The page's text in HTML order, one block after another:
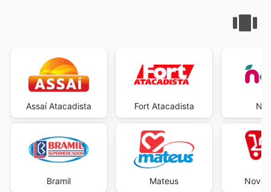
Assaí Atacadista
Bramil
Fort Atacadista
Mateus Novo